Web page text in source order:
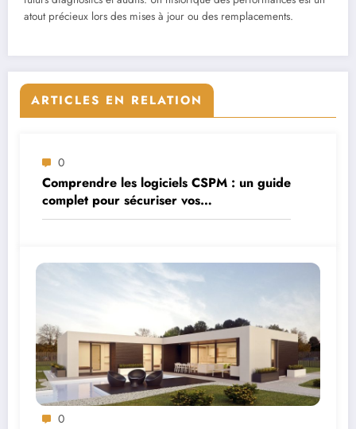
atout précieux lors des mises à jour ou des remplacements.
ARTICLES EN RELATION
0
Comprendre les logiciels CSPM : un guide
complet pour sécuriser vos
environnements cloud
0